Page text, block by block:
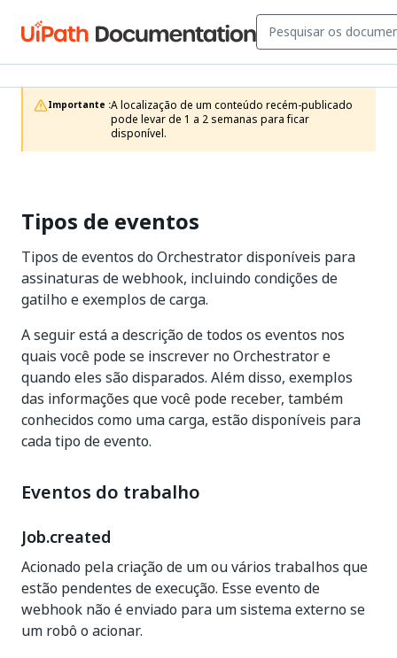
Importante :A localização de um conteúdo recém-publicado
pode levar de 1 a 2 semanas para ficar
disponível.
Tipos de eventos
Tipos de eventos do Orchestrator disponíveis para
assinaturas de webhook, incluindo condições de
gatilho e exemplos de carga.
A seguir está a descrição de todos os eventos nos
quais você pode se inscrever no Orchestrator e
quando eles são disparados. Além disso, exemplos
das informações que você pode receber, também
conhecidos como uma carga, estão disponíveis para
cada tipo de evento.
Eventos do trabalho
Job.created
Acionado pela criação de um ou vários trabalhos que
estão pendentes de execução. Esse evento de
webhook não é enviado para um sistema externo se
um robô o acionar.